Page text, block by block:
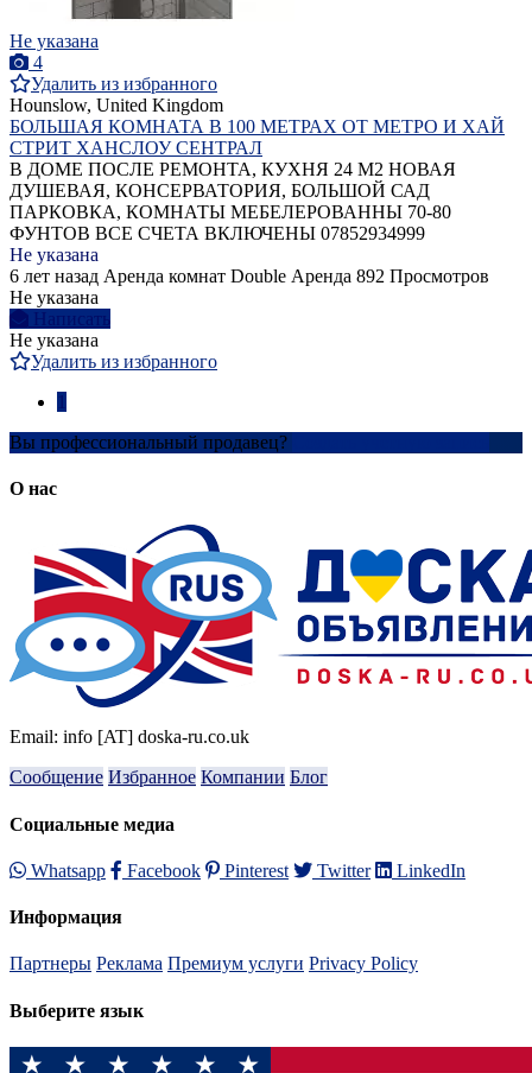
Не указана
4
Удалить из избранного
Hounslow, United Kingdom
БОЛЬШАЯ КОМНАТА В 100 МЕТРАХ ОТ МЕТРО И ХАЙ
СТРИТ ХАНСЛОУ СЕНТРАЛ
В ДОМЕ ПОСЛЕ РЕМОНТА, КУХНЯ 24 М2 НОВАЯ
ДУШЕВАЯ, КОНСЕРВАТОРИЯ, БОЛЬШОЙ САД
ПАРКОВКА, КОМНАТЫ МЕБЕЛЕРОВАННЫ 70-80
ФУНТОВ ВСЕ СЧЕТА ВКЛЮЧЕНЫ 07852934999
Не указана
6 лет назад Аренда комнат Double Аренда 892 Просмотров
Не указана
Написать
Не указана
Удалить из избранного
Вы профессиональный продавец?
О нас
Email: info [AT] doska-ru.co.uk
Сообщение Избранное Компании Блог
Социальные медиа
Whatsapp Facebook Pinterest Twitter LinkedIn
Информация
Партнеры Реклама Премиум услуги Privacy Policy
Выберите язык